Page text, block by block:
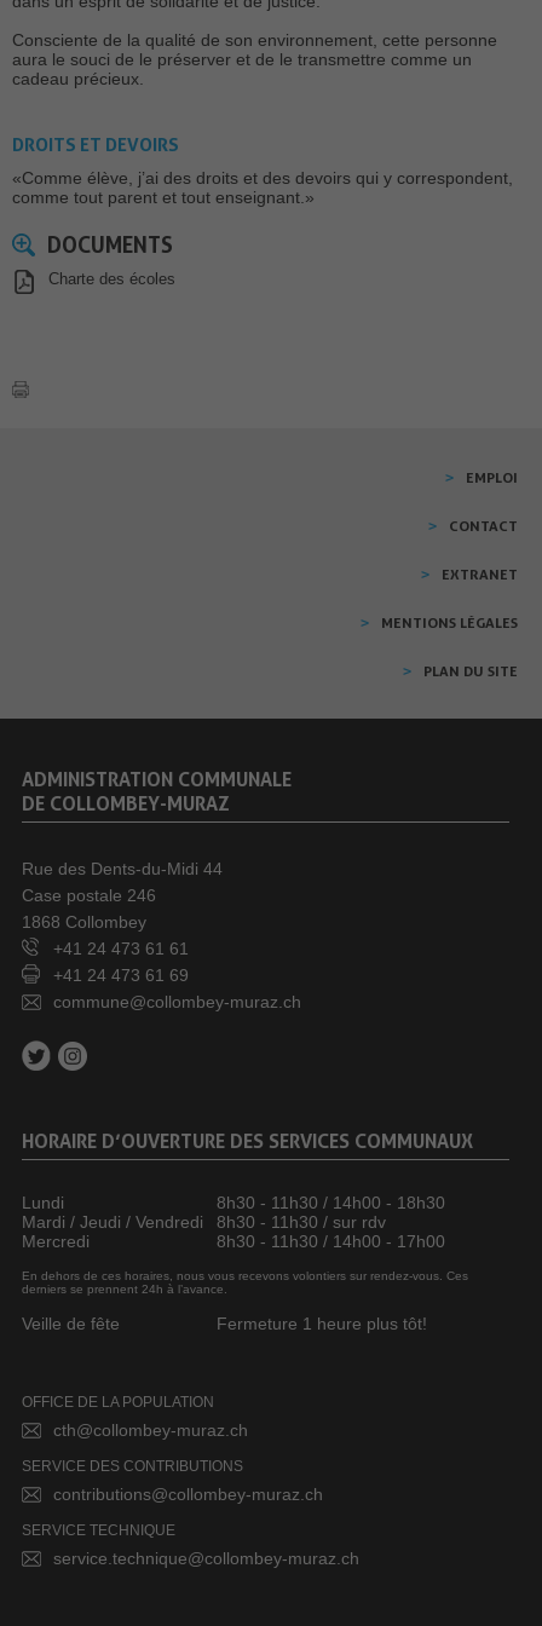
Consciente de la qualité de son environnement, cette personne
aura le souci de le préserver et de le transmettre comme un
cadeau précieux.
DROITS ET DEVOIRS
«Comme élève, j’ai des droits et des devoirs qui y correspondent,
comme tout parent et tout enseignant.»
DOCUMENTS
Charte des écoles
EMPLOI
CONTACT
EXTRANET
MENTIONS LÉGALES
PLAN DU SITE
ADMINISTRATION COMMUNALE
DE COLLOMBEY-MURAZ
Rue des Dents-du-Midi 44
Case postale 246
1868 Collombey
+41 24 473 61 61
+41 24 473 61 69
commune@collombey-muraz.ch
HORAIRE D’OUVERTURE DES SERVICES COMMUNAUX
Lundi
8h30 - 11h30 / 14h00 - 18h30
Mardi / Jeudi / Vendredi
8h30 - 11h30 / sur rdv
Mercredi
8h30 - 11h30 / 14h00 - 17h00
En dehors de ces horaires, nous vous recevons volontiers sur rendez-vous. Ces
derniers se prennent 24h à l’avance.
Veille de fête Fermeture 1 heure plus tôt!
OFFICE DE LA POPULATION
cth@collombey-muraz.ch
SERVICE DES CONTRIBUTIONS
contributions@collombey-muraz.ch
SERVICE TECHNIQUE
service.technique@collombey-muraz.ch